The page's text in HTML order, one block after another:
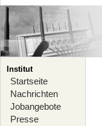
Institut
Startseite
Nachrichten
Jobangebote
Presse